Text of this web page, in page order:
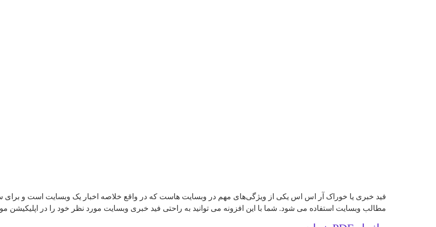
فید خبری یا خوراک آر اس اس یکی از ویژگی‌های مهم در وبسایت هاست که در واقع خلاصه اخبار یک وبسایت است و
مطالب وبسایت استفاده می شود. شما با این افزونه می توانید به راحتی فید خبری وبسایت مورد نظر خود را در اپلیکیشن